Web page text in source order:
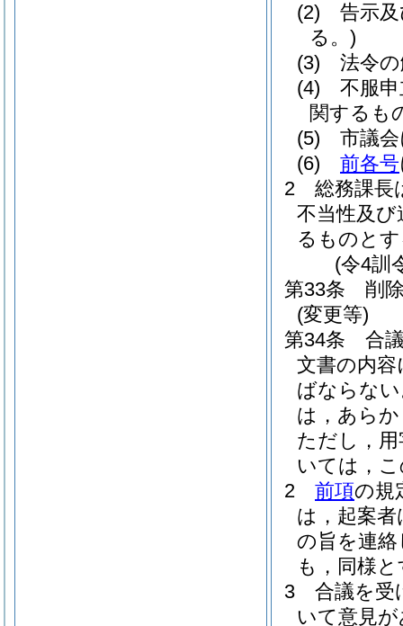
(2)
告示
る。)
(3)
法令
(4)
不服
関するも
(5)
市議
(6)
前各号
2
総務課長
不当性及
るものと
(令4訓
第33条
削
(変更等)
第34条
合
文書の内
ばならな
は，あら
ただし，
いては，
2
前項の規
は，起案
の旨を連
も，同様
3
合議を受
いて意見